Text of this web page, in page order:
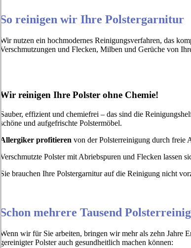
So reinigen wir Ihre Polstergarnitur
Wir nutzen ein hochmodernes Reinigungsverfahren, das
Verschmutzungen und Flecken, Milben und Gerüche von
Wir reinigen Ihre Polster ohne Chemie!
Sauber, effizient und chemiefrei – das sind die
schöne und aufgefrischte Polstermöbel.
Allergiker profitieren von der Polsterreinigung durch freie
Verschmutzte Polster mit Abriebspuren und Flecken lassen
Sie brauchen Ihre Polstergarnitur auf die Reinigung nicht
Schon mehrere Tausend
Wenn wir für Sie arbeiten, bringen wir mehr als zehn Jahre
gereinigter Polster auch gesundheitlich machen können: